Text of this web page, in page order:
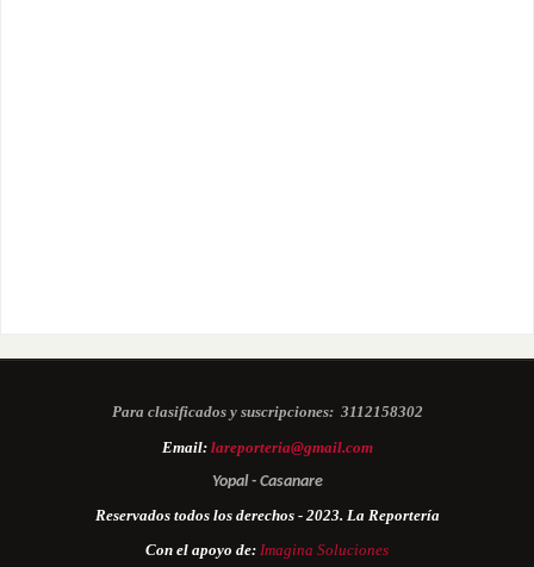
Para clasificados y suscripciones: 3112158302
Email: lareporteria@gmail.com
Yopal - Casanare
Reservados todos los derechos - 2023. La Reportería
Con el apoyo de: Imagina Soluciones